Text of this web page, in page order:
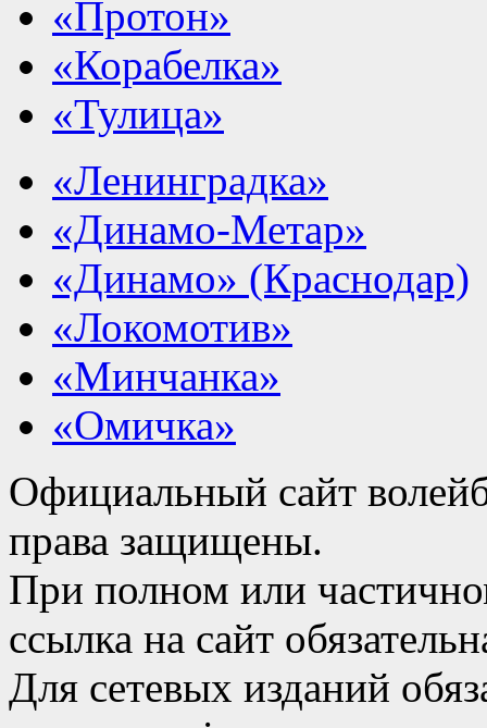
«Протон»
«Корабелка»
«Тулица»
«Ленинградка»
«Динамо-Метар»
«Динамо» (Краснодар)
«Локомотив»
«Минчанка»
«Омичка»
Официальный сайт
права защищены.
При полном или
ссылка на сайт
Для сетевых изданий